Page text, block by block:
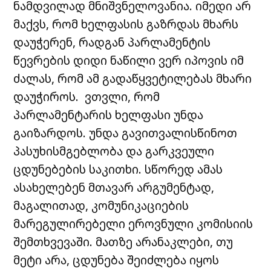
ნამდვილად მნიშვნელოვანია. იმედი არ
მაქვს, რომ ხელფასის გაზრდას მხარს
დაუჭერენ, რადგან პარლამენტის
წევრების დიდი ნაწილი ვერ იპოვის იმ
ძალას, რომ ამ გადაწყვეტილებას მხარი
დაუჭიროს. ვთვლი, რომ
პარლამენტარის ხელფასი უნდა
გაიზარდოს. უნდა გავითვალისწინოთ
პასუხისმგებლობა და გარკვეული
ცდუნებების საკითხი. სწორედ ამას
ასახელებენ მთავარ არგუმენტად,
მაგალითად, კომუნიკაციების
მარეგულირებელი ეროვნული კომისიის
შემთხვევაში. მათზე არანაკლები, თუ
მეტი არა, ცდუნება შეიძლება იყოს